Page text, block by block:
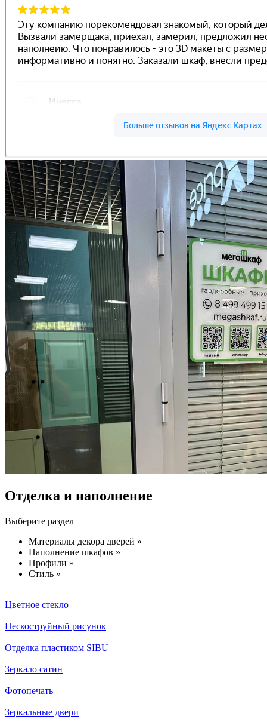
Отделка и наполнение
Выберите раздел
Материалы декора дверей »
Наполнение шкафов »
Профили »
Стиль »
Цветное стекло
Пескоструйный рисунок
Отделка пластиком SIBU
Зеркало сатин
Фотопечать
Зеркальные двери